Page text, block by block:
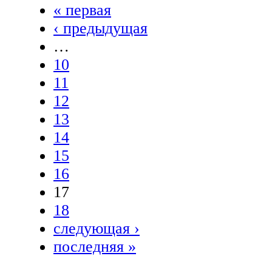
« первая
‹ предыдущая
…
10
11
12
13
14
15
16
17
18
следующая ›
последняя »